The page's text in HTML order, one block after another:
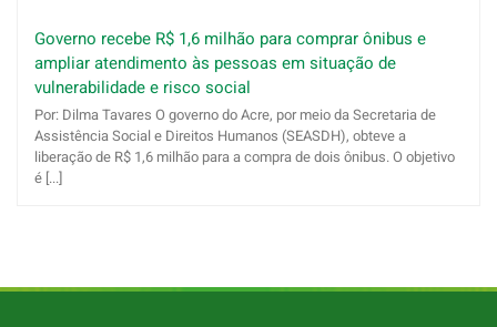
Governo recebe R$ 1,6 milhão para comprar ônibus e
ampliar atendimento às pessoas em situação de
vulnerabilidade e risco social
Por: Dilma Tavares O governo do Acre, por meio da Secretaria de
Assistência Social e Direitos Humanos (SEASDH), obteve a
liberação de R$ 1,6 milhão para a compra de dois ônibus. O objetivo
é [...]